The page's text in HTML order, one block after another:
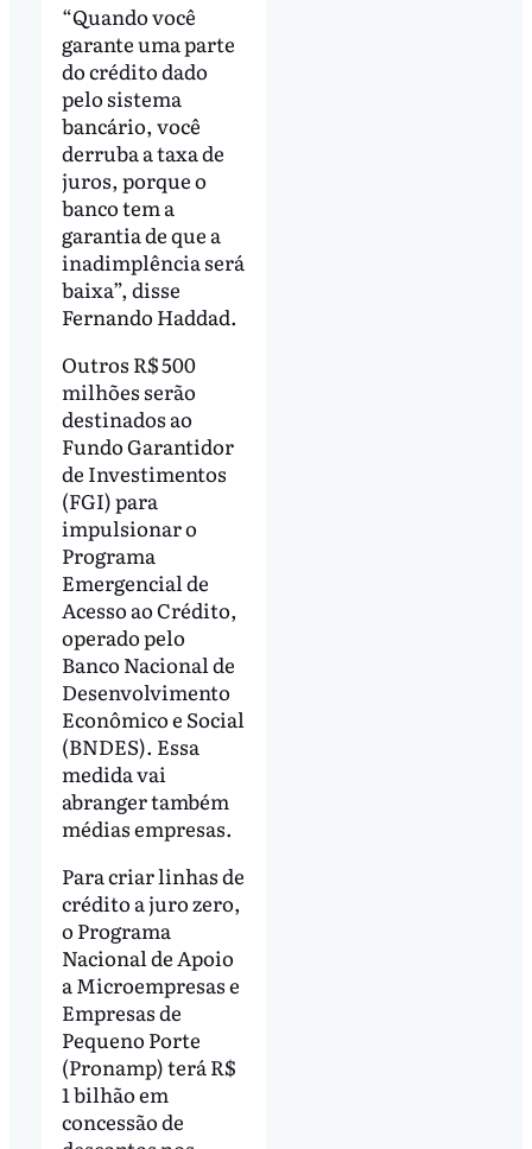
“Quando você
garante uma parte
do crédito dado
pelo sistema
bancário, você
derruba a taxa de
juros, porque o
banco tem a
garantia de que a
inadimplência será
baixa”, disse
Fernando Haddad.
Outros R$ 500
milhões serão
destinados ao
Fundo Garantidor
de Investimentos
(FGI) para
impulsionar o
Programa
Emergencial de
Acesso ao Crédito,
operado pelo
Banco Nacional de
Desenvolvimento
Econômico e Social
(BNDES). Essa
medida vai
abranger também
médias empresas.
Para criar linhas de
crédito a juro zero,
o Programa
Nacional de Apoio
a Microempresas e
Empresas de
Pequeno Porte
(Pronamp) terá R$
1 bilhão em
concessão de